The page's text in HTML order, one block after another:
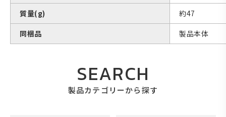
質量(g)
約47
同梱品
製品本体
SEARCH
製品カテゴリーから探す